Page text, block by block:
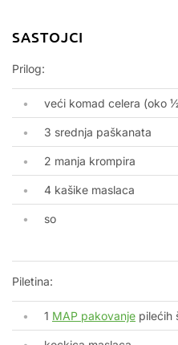
SASTOJCI
Prilog:
veći komad celera (oko
3 srednja paškanata
2 manja krompira
4 kašike maslaca
so
Piletina:
1 MAP pakovanje pilećih